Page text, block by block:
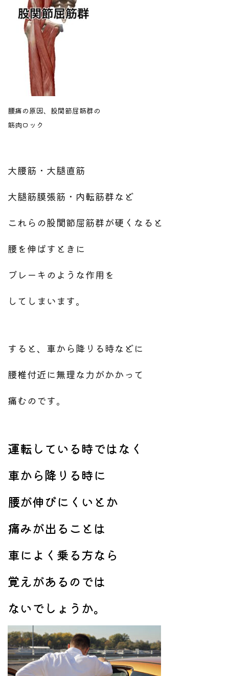
腰痛の原因、股関節屈筋群の
筋肉ロック
大腰筋・大腿直筋
大腿筋膜張筋・内転筋群など
これらの股関節屈筋群が硬くなると
腰を伸ばすときに
ブレーキのような作用を
してしまいます。
すると、車から降りる時などに
腰椎付近に無理な力がかかって
痛むのです。
運転している時ではなく
車から降りる時に
腰が伸びにくいとか
痛みが出ることは
車によく乗る方なら
覚えがあるのでは
ないでしょうか。